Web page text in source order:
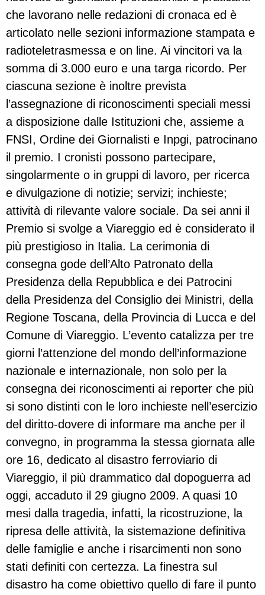
che lavorano nelle redazioni di cronaca ed è
articolato nelle sezioni informazione stampata e
radioteletrasmessa e on line. Ai vincitori va la
somma di 3.000 euro e una targa ricordo. Per
ciascuna sezione è inoltre prevista
l’assegnazione di riconoscimenti speciali messi
a disposizione dalle Istituzioni che, assieme a
FNSI, Ordine dei Giornalisti e Inpgi, patrocinano
il premio. I cronisti possono partecipare,
singolarmente o in gruppi di lavoro, per ricerca
e divulgazione di notizie; servizi; inchieste;
attività di rilevante valore sociale. Da sei anni il
Premio si svolge a Viareggio ed è considerato il
più prestigioso in Italia. La cerimonia di
consegna gode dell’Alto Patronato della
Presidenza della Repubblica e dei Patrocini
della Presidenza del Consiglio dei Ministri, della
Regione Toscana, della Provincia di Lucca e del
Comune di Viareggio. L’evento catalizza per tre
giorni l’attenzione del mondo dell’informazione
nazionale e internazionale, non solo per la
consegna dei riconoscimenti ai reporter che più
si sono distinti con le loro inchieste nell’esercizio
del diritto-dovere di informare ma anche per il
convegno, in programma la stessa giornata alle
ore 16, dedicato al disastro ferroviario di
Viareggio, il più drammatico dal dopoguerra ad
oggi, accaduto il 29 giugno 2009. Aquasi 10
mesi dalla tragedia, infatti, la ricostruzione, la
ripresa delle attività, la sistemazione definitiva
delle famiglie e anche i risarcimenti non sono
stati definiti con certezza. La finestra sul
disastro ha come obiettivo quello di fare il punto